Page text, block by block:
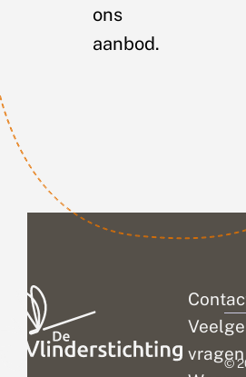
ons
aanbod.
vragen
©